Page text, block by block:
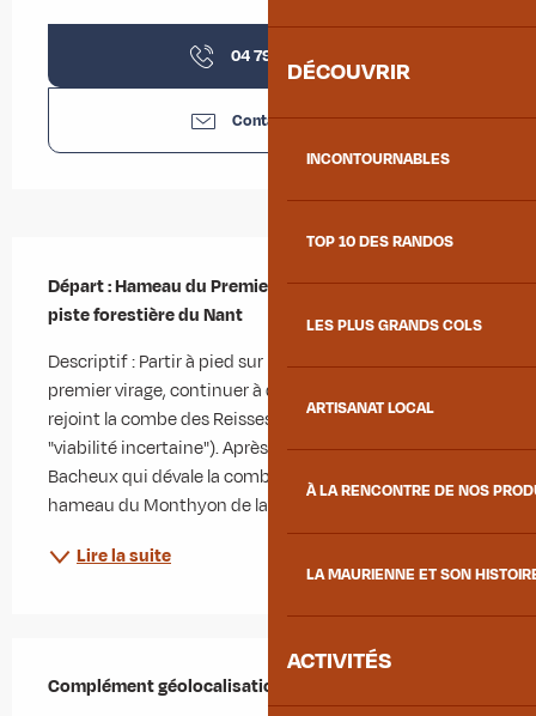
DÉCOUVRIR
INCONTOURNABLES
TOP 10 DES RANDOS
LES PLUS GRANDS COLS
ARTISANAT LOCAL
À LA RENCONTRE DE NOS
LA MAURIENNE ET SON
ACTIVITÉS
04 79 56 24
Contactez-nous
Départ : Hameau du Premier Villard au départ de la
piste forestière du Nant
Descriptif : Partir à pied sur la piste forestière. Au
premier virage, continuer à droite sur la piste qui
rejoint la combe des Reisses (suivre le panneau
"viabilité incertaine"). Après avoir traversé le torrent du
Bacheux qui dévale la combe des Reisses, rejoindre le
hameau du Monthyon de la...
Lire la suite
Complément géolocalisation
Complément géolocalisation